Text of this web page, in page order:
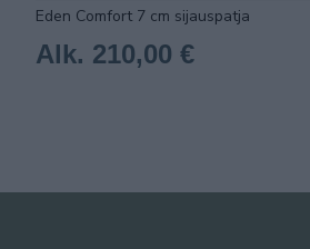
Eden Comfort 7 cm sijauspatja
Alk. 210,00 €